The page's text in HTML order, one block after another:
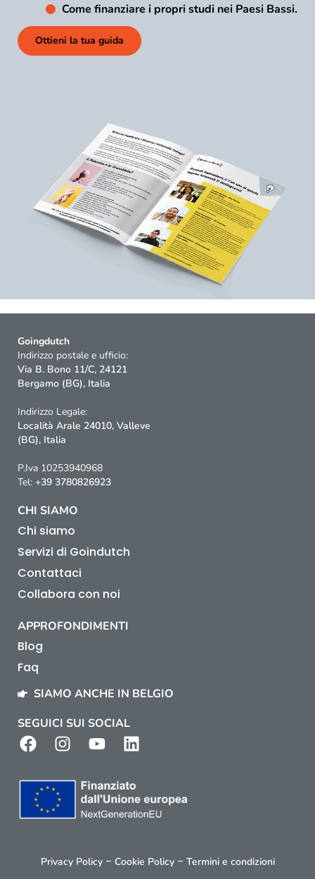
Come finanziare i propri studi nei Paesi Bassi.
Ottieni la tua guida
Goingdutch
Indirizzo postale e ufficio:
Via B. Bono 11/C, 24121
Bergamo (BG), Italia
Indirizzo Legale:
Località Arale 24010, Valleve
(BG), Italia
P.Iva 10253940968
Tel: +39 3780826923
CHI SIAMO
Chi siamo
Servizi di Goindutch
Contattaci
Collabora con noi
APPROFONDIMENTI
Blog
Faq
SIAMO ANCHE IN BELGIO
SEGUICI SUI SOCIAL
Privacy Policy– Cookie Policy– Termini e condizioni